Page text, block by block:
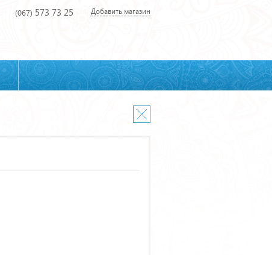
(067) 573 73 25 Добавить магазин